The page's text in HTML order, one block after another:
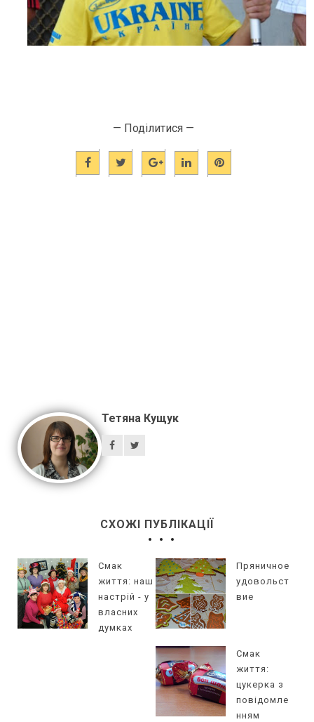
— Поділитися —
Тетяна Кущук
СХОЖІ ПУБЛІКАЦІЇ
Смак
життя: наш
настрій - у
власних
думках
Пряничное
удовольст
вие
Смак
життя:
цукерка з
повідомле
нням